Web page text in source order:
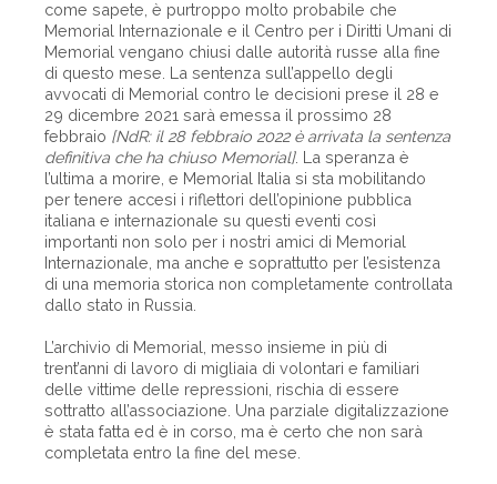
come sapete, è purtroppo molto probabile che
Memorial Internazionale e il Centro per i Diritti Umani di
Memorial vengano chiusi dalle autorità russe alla fine
di questo mese. La sentenza sull’appello degli
avvocati di Memorial contro le decisioni prese il 28 e
29 dicembre 2021 sarà emessa il prossimo 28
febbraio [NdR: il 28 febbraio 2022 è arrivata la sentenza
definitiva che ha chiuso Memorial]. La speranza è
l’ultima a morire, e Memorial Italia si sta mobilitando
per tenere accesi i riflettori dell’opinione pubblica
italiana e internazionale su questi eventi così
importanti non solo per i nostri amici di Memorial
Internazionale, ma anche e soprattutto per l’esistenza
di una memoria storica non completamente controllata
dallo stato in Russia.
L’archivio di Memorial, messo insieme in più di
trent’anni di lavoro di migliaia di volontari e familiari
delle vittime delle repressioni, rischia di essere
sottratto all’associazione. Una parziale digitalizzazione
è stata fatta ed è in corso, ma è certo che non sarà
completata entro la fine del mese.